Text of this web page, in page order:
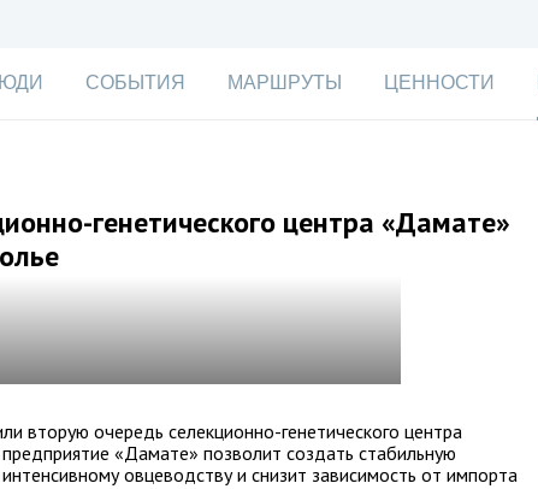
СОБЫТИЯ МАРШРУТЫ ЦЕННОСТИ
генетического центра «Дамате»
вторую очередь селекционно-генетического центра
«Дамате» позволит создать стабильную
овцеводству и снизит зависимость от импорта